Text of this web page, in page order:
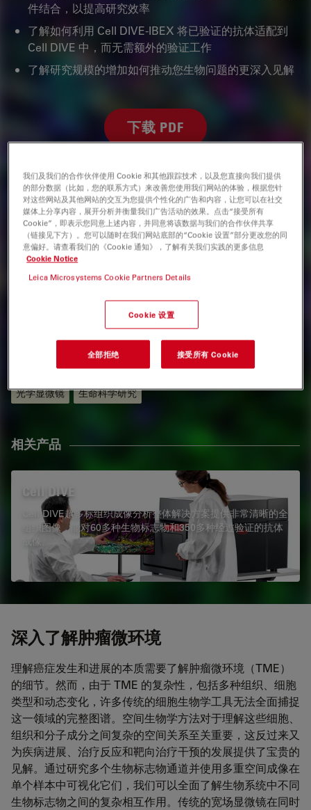
件结合，以提高研究效率
了解如何利用 Cell DIVE-IBEX 将已验证的抗体适配到
Cell DIVE 中，而无需额外的验证工作
了解研究规模的增加如何推动您生物问题的更深入见解
下载 PDF
白皮书：
作者
Michael Smith , Ph.D.
Leica Microsystems
光学显微镜 生命科学研究
相关产品
Cell DIVE
Cell DIVE超多标组织成像分析整体解决方案提供非常清晰的全
组织图像，能对60多种生物标志物和350多种经过验证的抗体
成像。
深入了解肿瘤微环境
理解癌症发生和进展的本质需要了解肿瘤微环境（TME）
的细节。然而，由于 TME 的复杂性，包括多种组织、细胞
类型和动态变化，许多传统的细胞生物学工具无法全面捕捉
这一领域的完整图谱。空间生物学方法对于理解这些细胞、
组织和分子成分之间复杂的空间关系至关重要，这反过来又
为疾病进展、治疗反应和靶向治疗干预的发展提供了宝贵的
见解。通过研究多个生物标志物通道并使用多重空间成像在
单个样本中可视化它们，我们可以全面了解生物系统中不同
生物标志物之间的复杂相互作用。传统的宽场显微镜在同时
我们及我们的合作伙伴使用 Cookie 和其他跟踪技术，以及您直接向我们提供
的部分数据（比如，您的联系方式）来改善您使用我们网站的体验，根据您针
对这些网站及其他网站的交互为您提供个性化的广告和内容，让您可以在社交
媒体上分享内容，展开分析并衡量我们广告活动的效果。点击“接受所有
Cookie”，即表示您同意上述内容，并同意将该数据与我们的合作伙伴共享
（链接见下方）。您可以随时在我们网站底部的“Cookie 设置”部分更改您的同
意偏好。请查看我们的《Cookie 通知》，了解有关我们实践的更多信息
Cookie Notice
Leica Microsystems Cookie Partners Details
Cookie 设置
全部拒绝 接受所有 Cookie